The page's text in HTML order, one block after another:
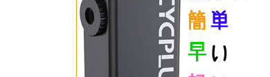
行ストラップの締